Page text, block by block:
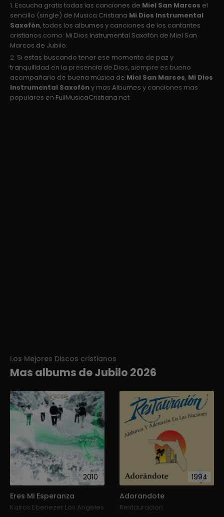
1. Escucha gratis todas las canciones de Miel San Marcos el
sencillo (single) de Musica Cristiana Mi Dios Instrumental
Saxofón, todos los albumes y canciones de los cantantes
cristianos como: Mi Dios Instrumental Saxofón de Miel San
Marcos de Jubilo.
2. Si estas buscando tener ese momento de paz y
tranquilidad en la presencia de Dios, siempre es bueno
acompañarlo de buena música de Miel San Marcos, Mi Dios
Instrumental Saxofón y mas Albumes y canciones mas
populares en FullMusicaCristiana.net
Los Mejores Discos cristianos
Mas albums de Jubilo 2026
2010
Eres Mi Esperanza
Kairos Ebenezer Los Angeles
1994
Adorandote
Restauracion